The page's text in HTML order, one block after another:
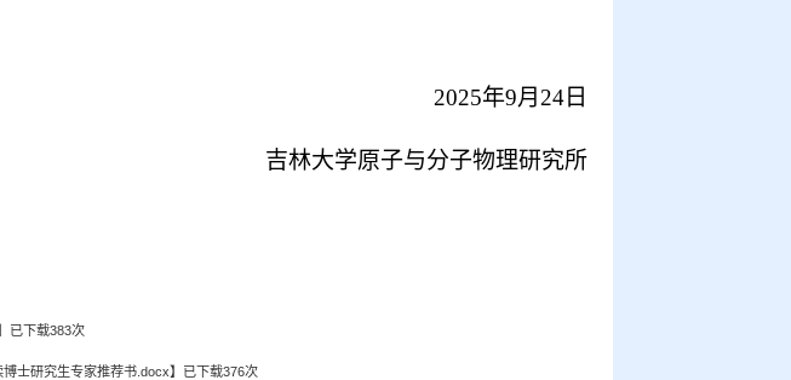
2025年9月 24日
吉林大学原子与分子物理研究所
已下载383次
士研究生专家推荐书.docx】已下载376次